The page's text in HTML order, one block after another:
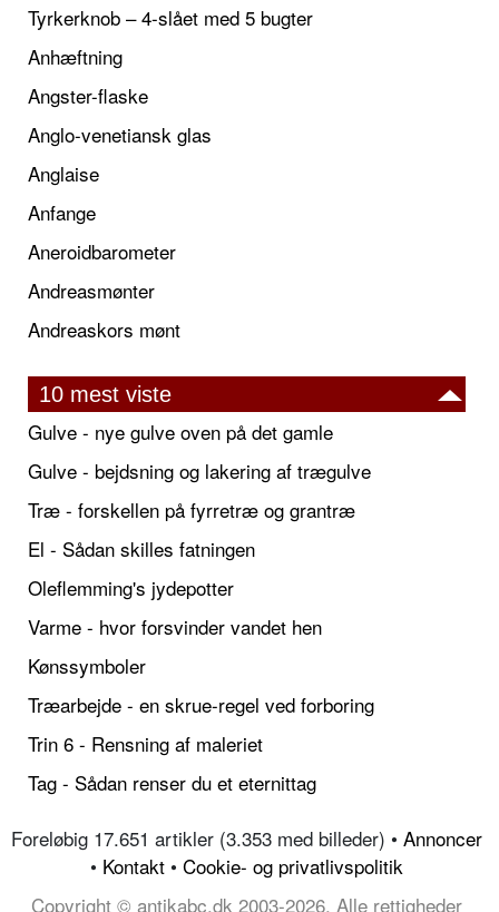
Tyrkerknob – 4-slået med 5 bugter
Anhæftning
Angster-flaske
Anglo-venetiansk glas
Anglaise
Anfange
Aneroidbarometer
Andreasmønter
Andreaskors mønt
10 mest viste
Gulve - nye gulve oven på det gamle
Gulve - bejdsning og lakering af trægulve
Træ - forskellen på fyrretræ og grantræ
El - Sådan skilles fatningen
Oleflemming's jydepotter
Varme - hvor forsvinder vandet hen
Kønssymboler
Træarbejde - en skrue-regel ved forboring
Trin 6 - Rensning af maleriet
Tag - Sådan renser du et eternittag
Foreløbig 17.651 artikler (3.353 med billeder) • Annoncer
• Kontakt • Cookie- og privatlivspolitik
Copyright © antikabc.dk 2003-2026, Alle rettigheder